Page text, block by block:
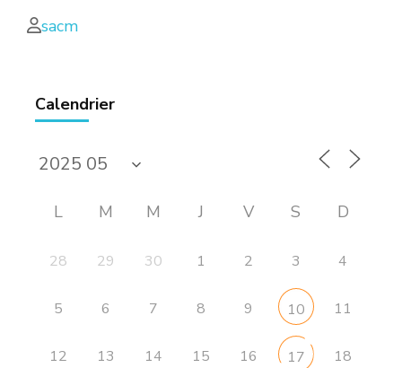
sacm
Calendrier
L M M J V S D
28 29 30 1 2 3 4
5 6 7 8 9 10 11
12 13 14 15 16 17 18